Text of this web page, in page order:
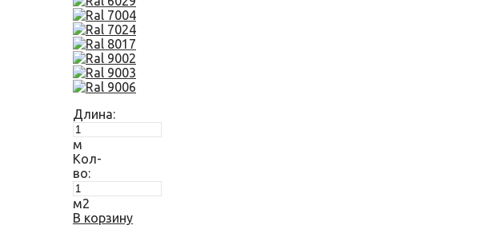
Длина:
м
Кол-
во:
м2
В корзину